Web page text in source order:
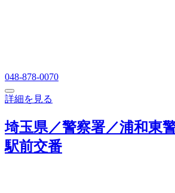
048-878-0070
詳細を見る
埼玉県／警察署／浦和東
駅前交番